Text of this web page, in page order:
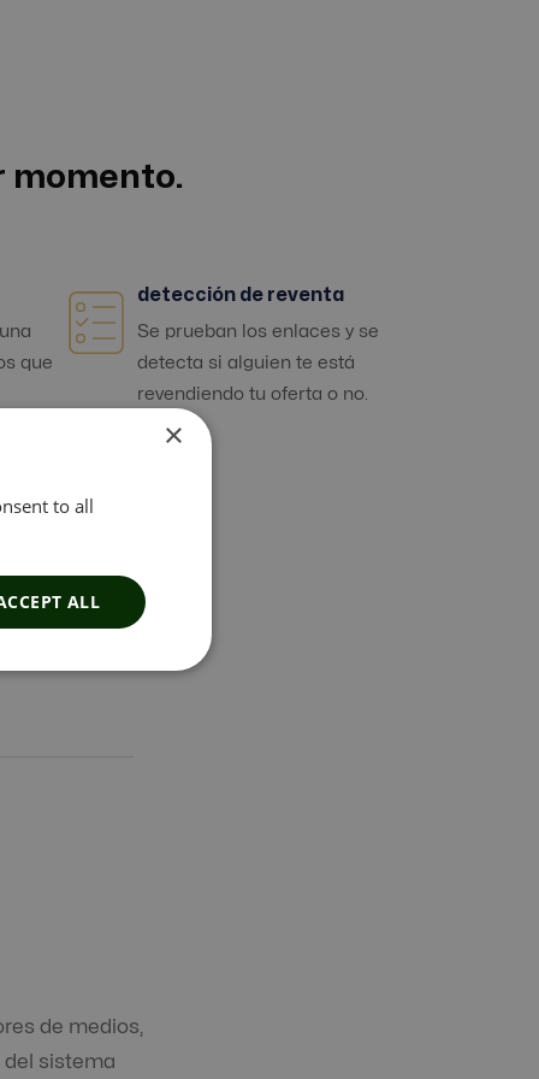
momento.
que
detección de reventa
Se prueban los enlaces y se
detecta si alguien te está
revendiendo tu oferta o no.
de medios,
del sistema
×
to all
ALL